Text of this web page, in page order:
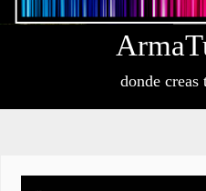
Arma
donde creas